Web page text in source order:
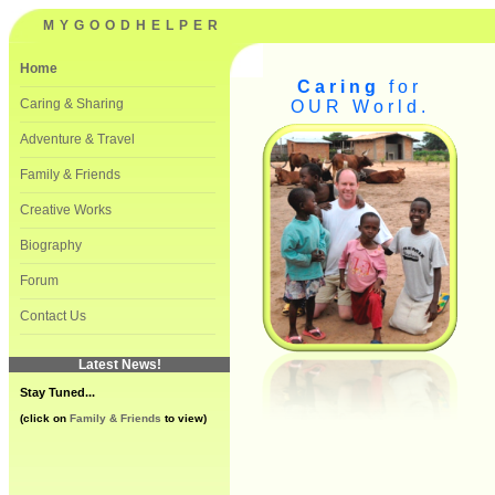
MYGOODHELPER
Home
Caring & Sharing
Adventure & Travel
Family & Friends
Creative Works
Biography
Forum
Contact Us
Latest News!
Stay Tuned...
(click on Family & Friends to view)
Caring
for
OUR World.